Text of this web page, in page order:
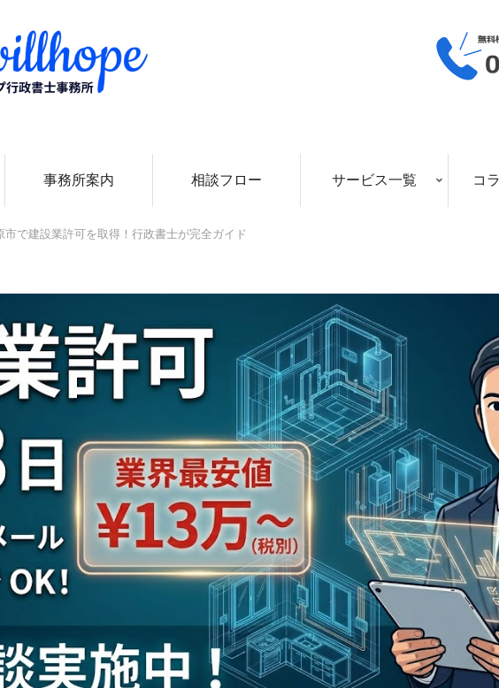
事務所案内 相談フロー サービス一覧 コ
市で建設業許可を取得！行政書士が完全ガイド